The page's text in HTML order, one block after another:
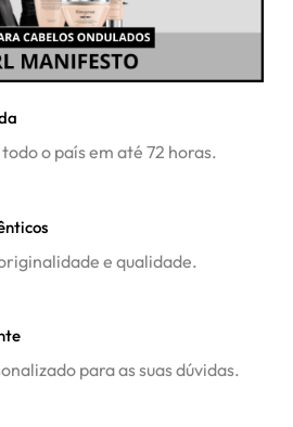
o país em até 72 horas.
e qualidade.
para as suas dúvidas.